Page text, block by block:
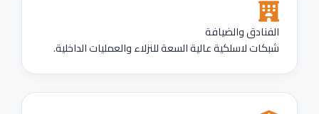
الفنادق والضيافة
شبكات لاسلكية عالية السعة للنزلاء والعمليات الداخلية.